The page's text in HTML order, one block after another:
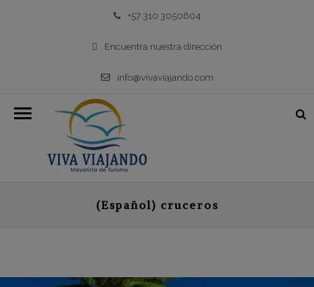
+57 310 3050604
Encuentra nuestra dirección
info@vivaviajando.com
(Español) cruceros